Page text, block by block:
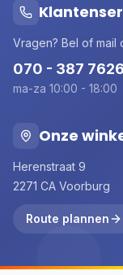
Vragen? Bel of mail
070 - 387 7626
ma-za 10:00 - 18:00
Onze
Herenstraat 9
2271 CA Voorburg
Route plannen